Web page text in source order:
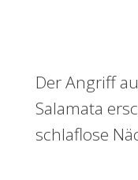
Der Angriff
Salamata
schlaflose